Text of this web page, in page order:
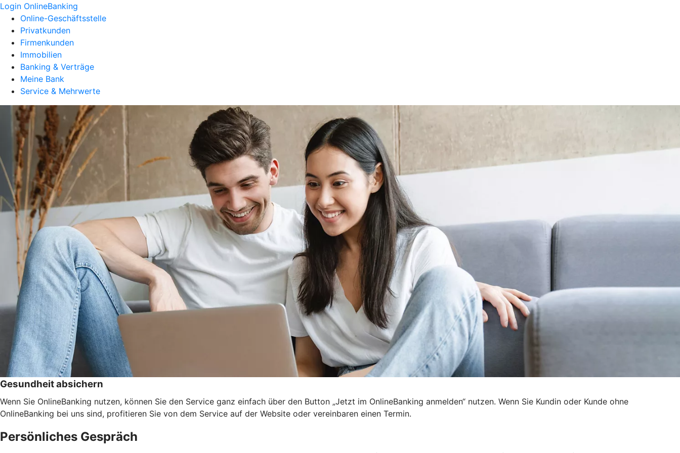
Login OnlineBanking
Online-Geschäftsstelle
Privatkunden
Firmenkunden
Immobilien
Banking & Verträge
Meine Bank
Service & Mehrwerte
Gesundheit absichern
Wenn Sie OnlineBanking nutzen, können Sie den Service ganz einfach über den Button „Jetzt im OnlineBanking anmelden“ nutzen. Wenn Sie Kundin oder Kunde ohne
OnlineBanking bei uns sind, profitieren Sie von dem Service auf der Website oder vereinbaren einen Termin.
Persönliches Gespräch